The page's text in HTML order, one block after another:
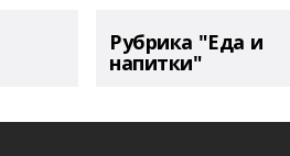
Рубрика "Еда и
напитки"